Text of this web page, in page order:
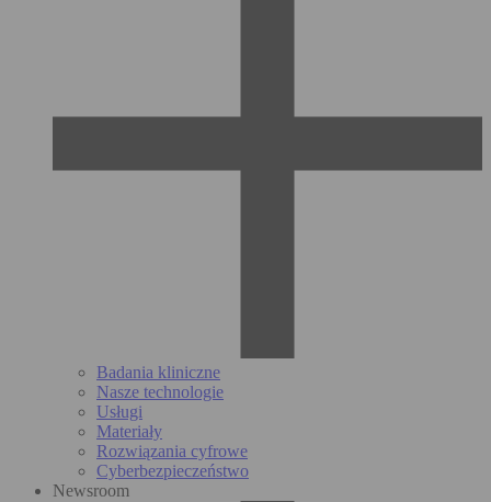
Badania kliniczne
Nasze technologie
Usługi
Materiały
Rozwiązania cyfrowe
Cyberbezpieczeństwo
Newsroom